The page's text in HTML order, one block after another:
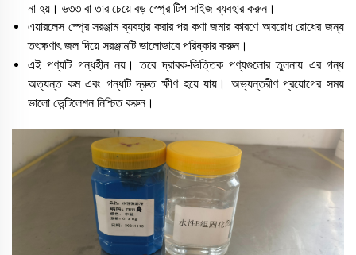
না হয়। ৬৩৩ বা তার চেয়ে বড় স্প্রে টিপ সাইজ ব্যবহার করুন।
এয়ারলেস স্প্রে সরঞ্জাম ব্যবহার করার পর কণা জমার কারণে অবরোধ রোধের জন্য
তৎক্ষণাৎ জল দিয়ে সরঞ্জামটি ভালোভাবে পরিষ্কার করুন।
এই পণ্যটি গন্ধহীন নয়। তবে দ্রাবক-ভিত্তিক পণ্যগুলোর তুলনায় এর গন্ধ
অত্যন্ত কম এবং গন্ধটি দ্রুত ক্ষীণ হয়ে যায়। অভ্যন্তরীণ প্রয়োগের সময়
ভালো ভেন্টিলেশন নিশ্চিত করুন।